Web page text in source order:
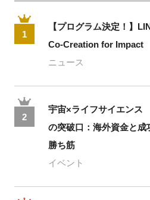
1
【プログラム決定！】
Co-Creation for Impact
ニュース
2
宇宙×ライフサイエンス
の突破口：海外資金と
勝ち筋
イベント